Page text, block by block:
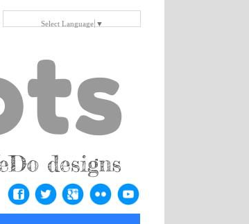
Select Language ▼